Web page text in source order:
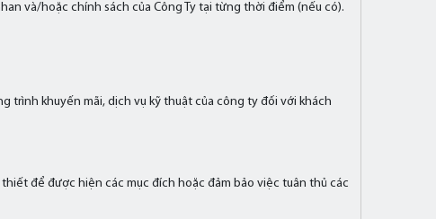
và/hoặc chính sách của Công Ty tại từng thời điểm (nếu có).
khuyến mãi, dịch vụ kỹ thuật của công ty đối với khách
để được hiện các mục đích hoặc đảm bảo việc tuân thủ các